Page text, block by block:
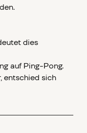
dies
auf Ping-Pong.
entschied sich